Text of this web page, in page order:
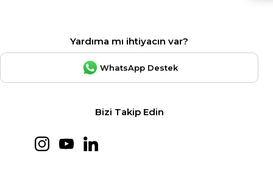
Yardıma mı ihtiyacın var?
WhatsApp Destek
Bizi Takip Edin